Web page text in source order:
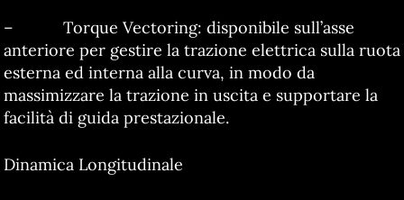
– Torque Vectoring: disponibile sull’asse
anteriore per gestire la trazione elettrica sulla ruota
esterna ed interna alla curva, in modo da
massimizzare la trazione in uscita e supportare la
facilità di guida prestazionale.
Dinamica Longitudinale